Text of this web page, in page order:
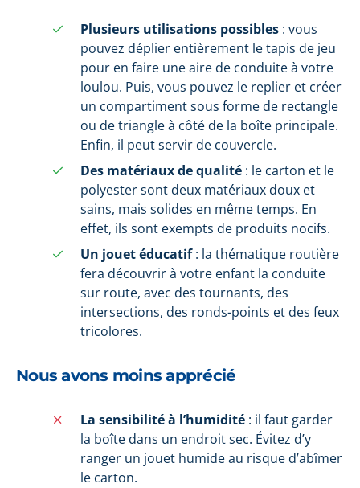
Plusieurs utilisations possibles : vous
pouvez déplier entièrement le tapis de jeu
pour en faire une aire de conduite à votre
loulou. Puis, vous pouvez le replier et créer
un compartiment sous forme de rectangle
ou de triangle à côté de la boîte principale.
Enfin, il peut servir de couvercle.
Des matériaux de qualité : le carton et le
polyester sont deux matériaux doux et
sains, mais solides en même temps. En
effet, ils sont exempts de produits nocifs.
Un jouet éducatif: la thématique routière
fera découvrir à votre enfant la conduite
sur route, avec des tournants, des
intersections, des ronds-points et des feux
tricolores.
Nous avons moins apprécié
La sensibilité à l’humidité : il faut garder
la boîte dans un endroit sec. Évitez d’y
ranger un jouet humide au risque d’abîmer
le carton.